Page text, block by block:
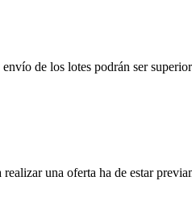
de los lotes podrán ser
una oferta ha de estar